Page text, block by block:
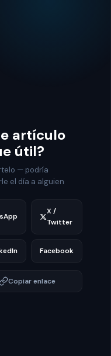
artículo
útil?
— podría
el día a alguien
X /
Twitter
Facebook
Copiar enlace